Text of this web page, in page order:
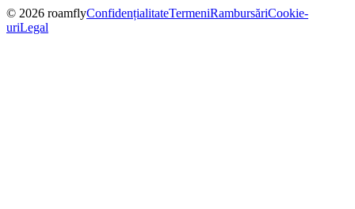
© 2026 roamflyConfidențialitateTermeniRambursăriCookie-
uriLegal